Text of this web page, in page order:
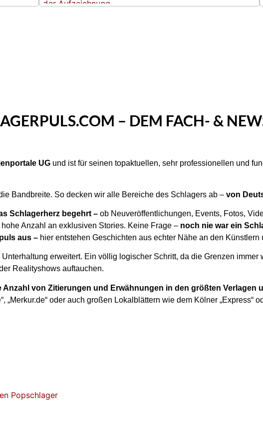
– DEM FACH- &
UG und ist für seinen topaktuellen, sehr professionellen und
Bandbreite. So decken wir alle Bereiche des Schlagers ab – von
Schlagerherz begehrt – ob Neuveröffentlichungen, Events, Fotos,
Anzahl an exklusiven Stories. Keine Frage – noch nie war ein
aus – hier entstehen Geschichten aus echter Nähe an den Künstlern
erweitert. Ein völlig logischer Schritt, da die Grenzen
Realityshows auftauchen.
von Zitierungen und Erwähnungen in den größten Verlagen
„Merkur.de“ oder auch großen Lokalblättern wie dem Kölner „Express“
Popschlager